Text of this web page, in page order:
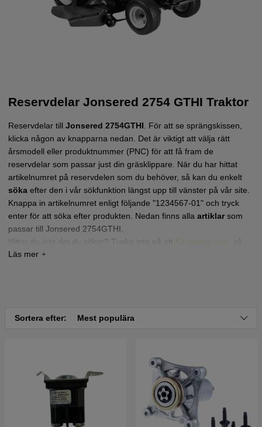
Reservdelar Jonsered 2754 GTHI Traktor
Reservdelar till Jonsered 2754GTHI
För att se sprängskissen,
klicka någon av knapparna nedan. Det är viktigt att välja rätt
årsmodell eller produktnummer (PNC) för att få fram de
reservdelar som passar just din gräsklippare.
När du har hittat
artikelnumret på reservdelen som du behöver, så kan du enkelt
söka efter den i vår sökfunktion längst upp till vänster på vår site.
Knappa in artikelnumret enligt följande "1234567-01" och tryck
enter för att söka efter produkten. Nedan finns alla artiklarsom
passar till Jonsered 2754GTHI.
Hittar du inte det du söker? Tveka inte på att Kontakta oss
så
hjälper vi dig!
Tryck här för sprängskiss och reservdelslista till
Jonsered 2754GTHi 2013-12 (96043019200)
Sortera efter: Mest populära